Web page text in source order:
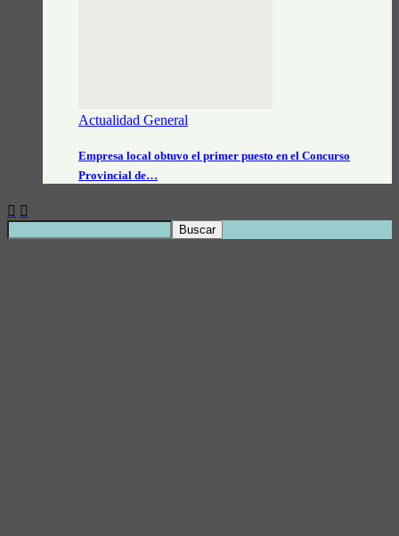
Actualidad General
Empresa local obtuvo el primer puesto en el Concurso
Provincial de…